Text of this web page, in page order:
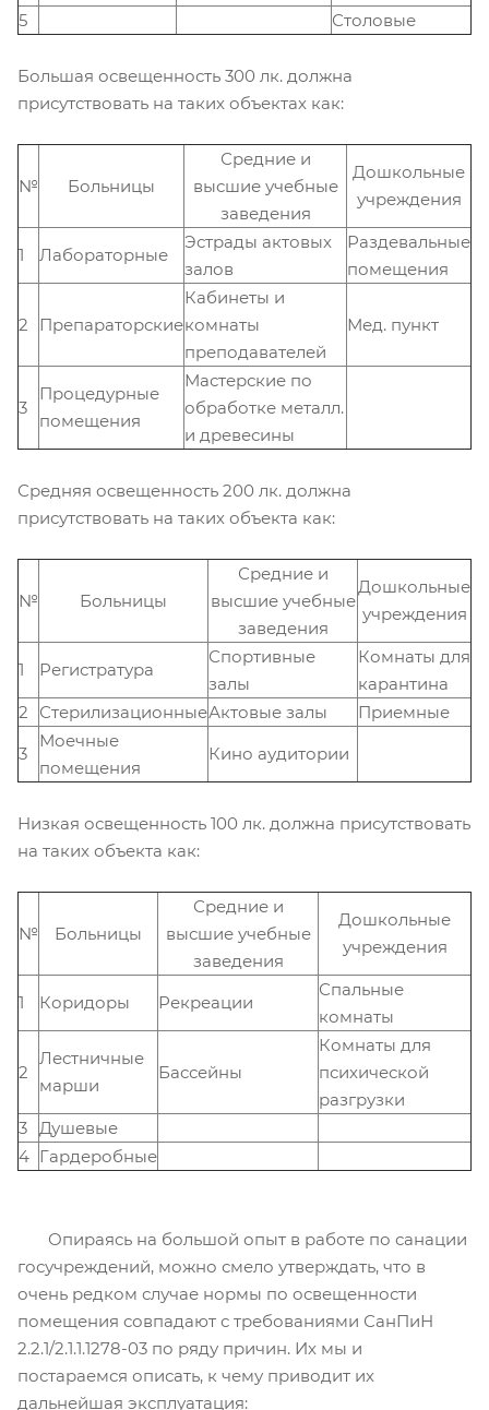
5
Столовые
Большая освещенность 300 лк. должна
присутствовать на таких объектах как:
№ Больницы
Средние и
высшие учебные
заведения
Дошкольные
учреждения
1 Лабораторные
Эстрады актовых
залов
Раздевальные
помещения
2 Препараторские
Кабинеты и
комнаты
преподавателей
Мед. пункт
3
Процедурные
помещения
Мастерские по
обработке металл.
и древесины
Средняя освещенность 200 лк. должна
присутствовать на таких объекта как:
№ Больницы
Средние и
высшие учебные
заведения
Дошкольные
учреждения
1 Регистратура
Спортивные
залы
Комнаты для
карантина
2
СтерилизационныеАктовые залы
Приемные
3
Моечные
помещения
Кино аудитории
Низкая освещенность 100 лк. должна присутствовать
на таких объекта как:
№ Больницы
Средние и
высшие учебные
заведения
Дошкольные
учреждения
1 Коридоры Рекреации
Спальные
комнаты
2
Лестничные
марши
Бассейны
Комнаты для
психической
разгрузки
3 Душевые
4 Гардеробные
Опираясь на большой опыт в работе по санации
госучреждений, можно смело утверждать, что в
очень редком случае нормы по освещенности
помещения совпадают с требованиями СанПиН
2.2.1/2.1.1.1278-03 по ряду причин. Их мы и
постараемся описать, к чему приводит их
дальнейшая эксплуатация: